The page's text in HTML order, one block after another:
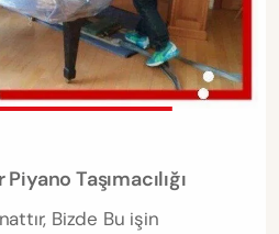
Taşımacılığı
Bizde Bu işin